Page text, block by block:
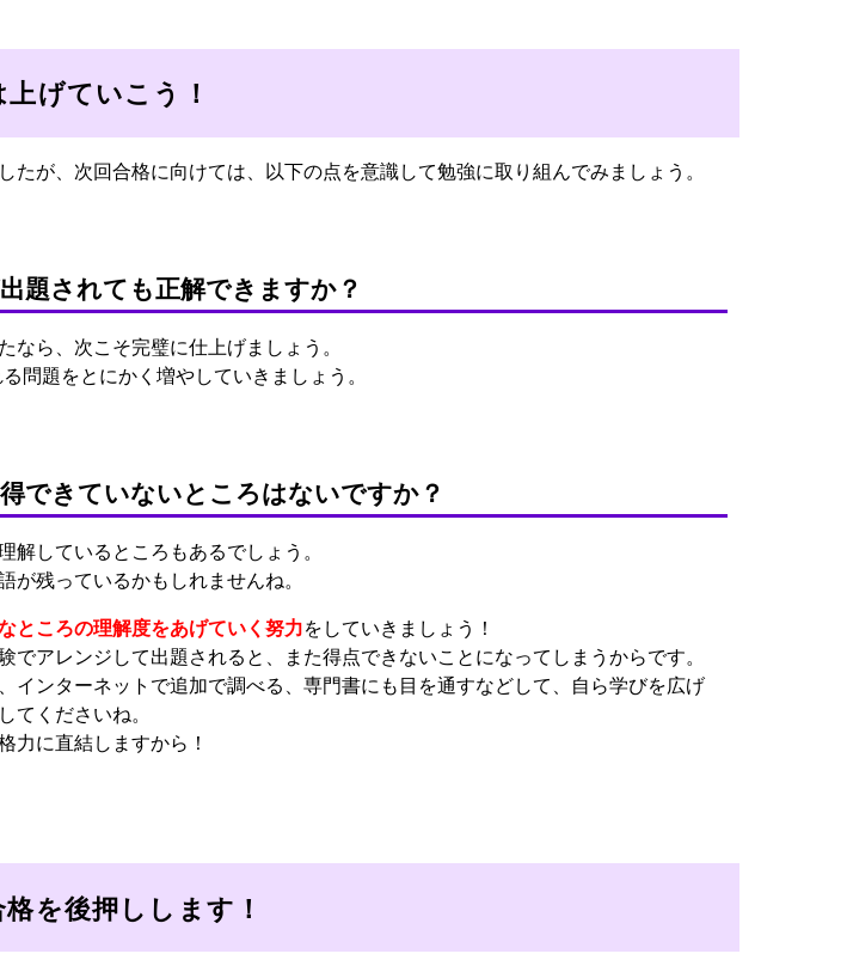
げていこう！
たが、次回合格に向けては、以下の点を意識して勉強に取り組んでみましょう。
題されても正解できますか？
なら、次こそ完璧に仕上げましょう。
問題をとにかく増やしていきましょう。
できていないところはないですか？
しているところもあるでしょう。
残っているかもしれませんね。
ところの理解度をあげていく努力をしていきましょう！
でアレンジして出題されると、また得点できないことになってしまうからです。
インターネットで追加で調べる、専門書にも目を通すなどして、自ら学びを広げ
てくださいね。
力に直結しますから！
を後押しします！